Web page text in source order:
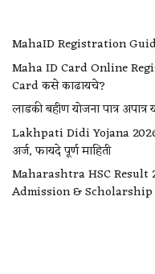
MahaID Registration Guide
Maha ID Card Online
Card कसे काढायचे?
लाडकी बहीण योजना पात्र
Lakhpati Didi Yojana 2026:
अर्ज, फायदे पूर्ण माहिती
Maharashtra HSC Result
Admission &